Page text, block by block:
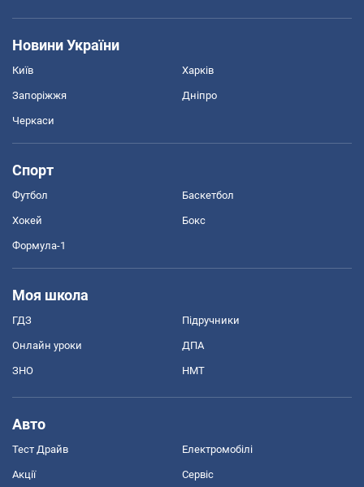
Новини України
Київ Харків
Запоріжжя Дніпро
Черкаси
Спорт
Футбол Баскетбол
Хокей Бокс
Формула-1
Моя школа
ГДЗ Підручники
Онлайн уроки ДПА
ЗНО НМТ
Авто
Тест Драйв Електромобілі
Акції Сервіс